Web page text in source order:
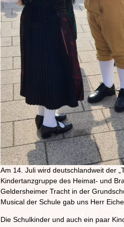
Am 14. Juli wird deutschlandweit der
Kindertanzgruppe des Heimat- und
Geldersheimer Tracht in der
Musical der Schule gab uns Herr
Die Schulkinder und auch ein paar